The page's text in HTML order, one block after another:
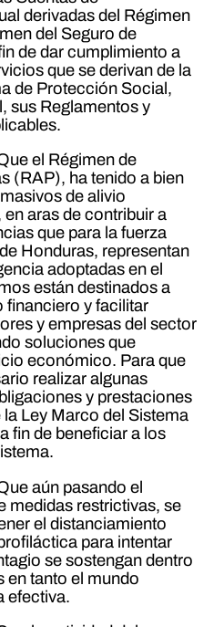
derivadas del Régimen
del Seguro de
de dar cumplimiento a
que se derivan de la
de Protección Social,
sus Reglamentos y
el Régimen de
(RAP), ha tenido a bien
de alivio
aras de contribuir a
que para la fuerza
Honduras, representan
adoptadas en el
están destinados a
financiero y facilitar
y empresas del sector
soluciones que
económico. Para que
realizar algunas
y prestaciones
Ley Marco del Sistema
fin de beneficiar a los
aún pasando el
medidas restrictivas, se
el distanciamiento
para intentar
se sostengan dentro
en tanto el mundo
efectiva.